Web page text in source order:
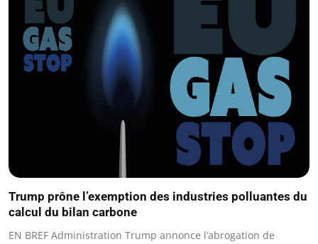
Trump prône l’exemption des industries polluantes du
calcul du bilan carbone
EN BREF Administration Trump annonce l’abrogation de